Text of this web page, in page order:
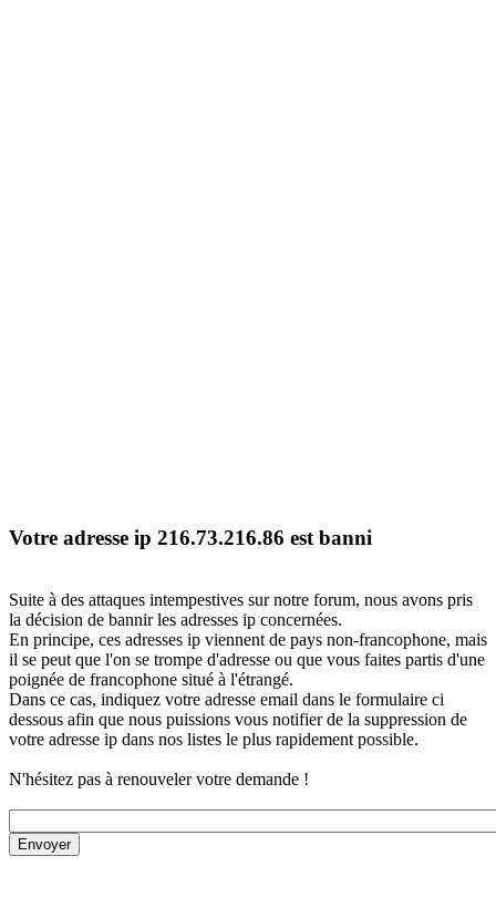
Votre adresse ip 216.73.216.86 est banni
Suite à des attaques intempestives sur notre forum, nous avons pris
la décision de bannir les adresses ip concernées.
En principe, ces adresses ip viennent de pays non-francophone, mais
il se peut que l'on se trompe d'adresse ou que vous faites partis d'une
poignée de francophone situé à l'étrangé.
Dans ce cas, indiquez votre adresse email dans le formulaire ci
dessous afin que nous puissions vous notifier de la suppression de
votre adresse ip dans nos listes le plus rapidement possible.
N'hésitez pas à renouveler votre demande !